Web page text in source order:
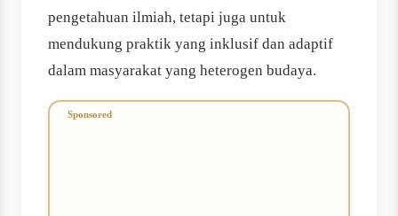
pengetahuan ilmiah, tetapi juga untuk
mendukung praktik yang inklusif dan adaptif
dalam masyarakat yang heterogen budaya.